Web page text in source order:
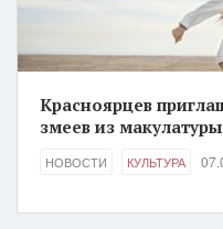
Красноярцев
змеев из макулатуры
НОВОСТИ КУЛЬТУРА